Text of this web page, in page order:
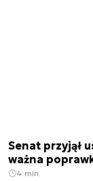
Senat przyjął
ważna
4 min.